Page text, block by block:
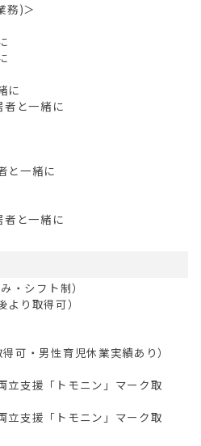
務)＞
に
と一緒に
と一緒に
と一緒に
・シフト制）
より取得可）
可・男性育児休業実績あり）
立支援「トモニン」マーク取
立支援「トモニン」マーク取